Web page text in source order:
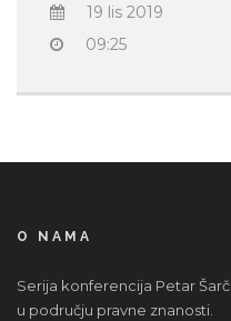
19 lis 2019
09:25
O NAMA
Serija konferencija Petar
u području pravne znanosti.